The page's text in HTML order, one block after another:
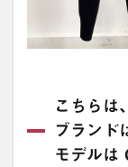
こちらは
ブランド
モデルは